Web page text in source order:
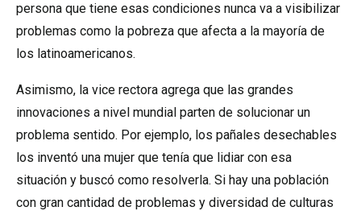
persona que tiene esas condiciones nunca va a visibilizar
problemas como la pobreza que afecta a la mayoría de
los latinoamericanos.
Asimismo, la vice rectora agrega que las grandes
innovaciones a nivel mundial parten de solucionar un
problema sentido. Por ejemplo, los pañales desechables
los inventó una mujer que tenía que lidiar con esa
situación y buscó como resolverla. Si hay una población
con gran cantidad de problemas y diversidad de culturas